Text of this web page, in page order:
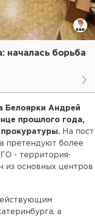
началась борьба
Белоярки Андрей
прошлого года,
прокуратуры. На пост
претендуют более
- территория-
из основных центров
а